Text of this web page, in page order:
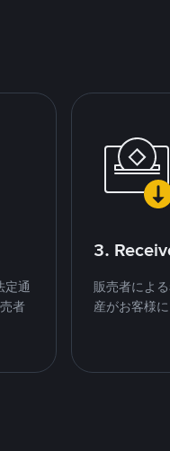
定通
者
3.
販売者によ
産がお客様